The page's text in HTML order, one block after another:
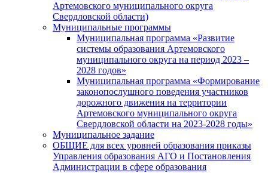
Артемовского муниципального округа
Свердловской области)
Муниципальные программы
Муниципальная программа «Развитие
системы образования Артемовского
муниципального округа на период 2023 –
2028 годов»
Муниципальная программа «Формирование
законопослушного поведения участников
дорожного движения на территории
Артемовского муниципального округа
Свердловской области на 2023-2028 годы»
Муниципальное задание
ОБЩИЕ для всех уровней образования приказы
Управления образования АГО и Постановления
Администрации в сфере образования